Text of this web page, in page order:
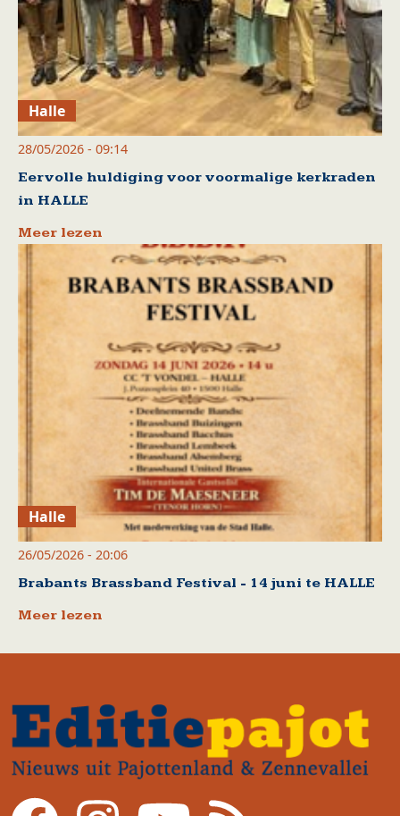
Halle
28/05/2026 - 09:14
Eervolle huldiging voor voormalige kerkraden
in HALLE
Meer lezen
Halle
26/05/2026 - 20:06
Brabants Brassband Festival - 14 juni te HALLE
Meer lezen